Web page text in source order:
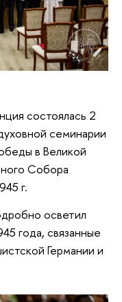
состоялась 2
семинарии
в Великой
Собора
г.
осветил
года, связанные
Германии и